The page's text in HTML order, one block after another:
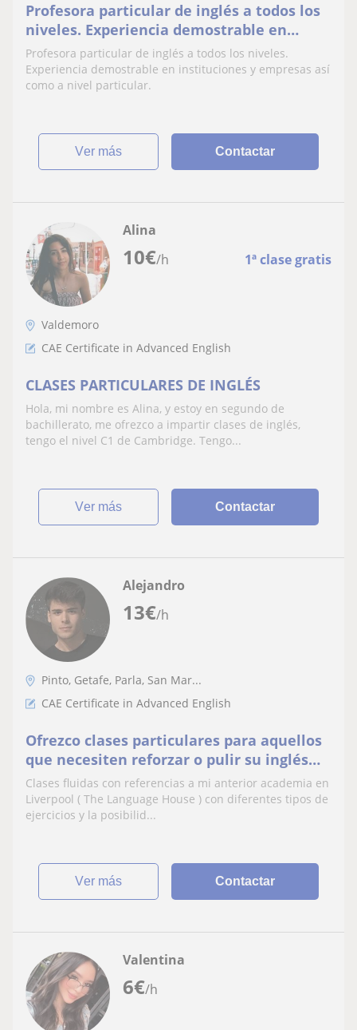
Profesora particular de inglés a todos los
niveles. Experiencia demostrable en
instituciones y empresas así como a nivel
particular
Profesora particular de inglés a todos los niveles.
Experiencia demostrable en instituciones y empresas así
como a nivel particular.
ver más Contactar
10€/h 1ª clase gratis
Alina
Valdemoro
CAE Certificate in Advanced English
CLASES PARTICULARES DE INGLÉS
Hola, mi nombre es Alina, y estoy en segundo de
bachillerato, me ofrezco a impartir clases de inglés,
tengo el nivel C1 de Cambridge. Tengo...
ver más Contactar
13€/h
Alejandro
Pinto, Getafe, Parla, San Mar...
CAE Certificate in Advanced English
Ofrezco clases particulares para aquellos
que necesiten reforzar o pulir su inglés
para llegar a un nivel más alto
Clases fluidas con referencias a mi anterior academia en
Liverpool ( The Language House ) con diferentes tipos de
ejercicios y la posibilid...
ver más Contactar
6€/h
Valentina